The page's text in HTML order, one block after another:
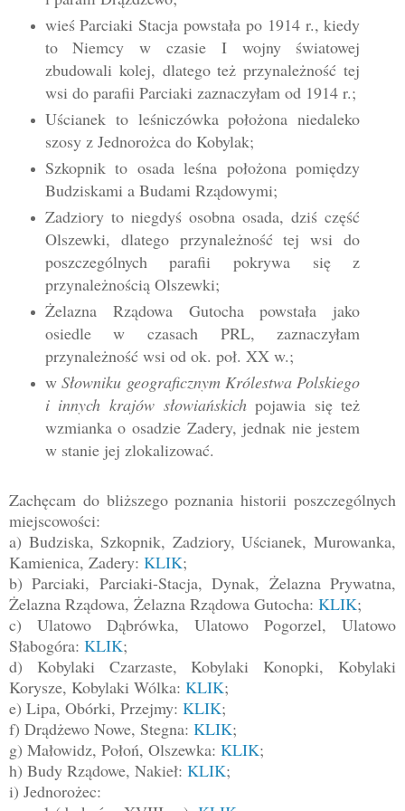
wieś Parciaki Stacja powstała po 1914 r., kiedy
to Niemcy w czasie I wojny światowej
zbudowali kolej, dlatego też przynależność tej
wsi do parafii Parciaki zaznaczyłam od 1914 r.;
Uścianek to leśniczówka położona niedaleko
szosy z Jednorożca do Kobylak;
Szkopnik to osada leśna położona pomiędzy
Budziskami a Budami Rządowymi;
Zadziory to niegdyś osobna osada, dziś część
Olszewki, dlatego przynależność tej wsi do
poszczególnych parafii pokrywa się z
przynależnością Olszewki;
Żelazna Rządowa Gutocha powstała jako
osiedle w czasach PRL, zaznaczyłam
przynależność wsi od ok. poł. XX w.;
wSłowniku geograficznym Królestwa Polskiego
i innych krajów słowiańskichpojawia się też
wzmianka o osadzie Zadery, jednak nie jestem
w stanie jej zlokalizować.
Zachęcam do bliższego poznania historii poszczególnych
miejscowości:
a) Budziska, Szkopnik, Zadziory, Uścianek, Murowanka,
Kamienica, Zadery: KLIK;
b) Parciaki, Parciaki-Stacja, Dynak, Żelazna Prywatna,
Żelazna Rządowa, Żelazna Rządowa Gutocha: KLIK;
c) Ulatowo Dąbrówka, Ulatowo Pogorzel, Ulatowo
Słabogóra: KLIK;
d) Kobylaki Czarzaste, Kobylaki Konopki, Kobylaki
Korysze, Kobylaki Wólka: KLIK;
e) Lipa, Obórki, Przejmy: KLIK;
f) Drądżewo Nowe, Stegna: KLIK;
g) Małowidz, Połoń, Olszewka: KLIK;
h) Budy Rządowe, Nakieł: KLIK;
i) Jednorożec: